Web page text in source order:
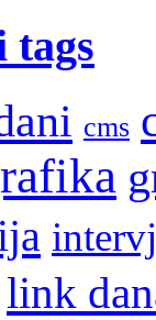
tags
cms
link